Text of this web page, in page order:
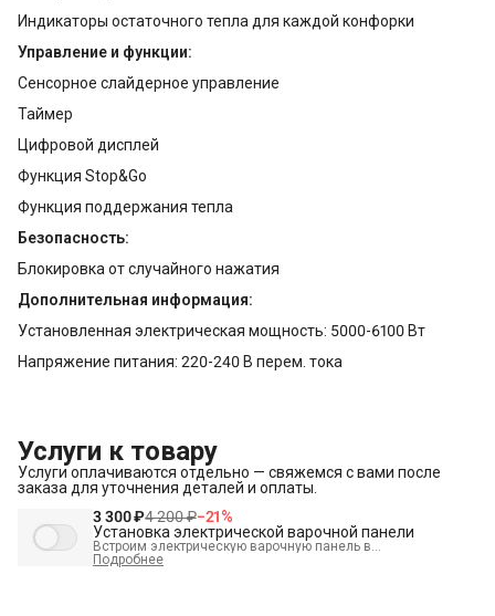
Индикаторы остаточного тепла для каждой конфорки
Управление и функции:
Сенсорное слайдерное управление
Таймер
Цифровой дисплей
Функция Stop&Go
Функция поддержания тепла
Безопасность:
Блокировка от случайного нажатия
Дополнительная информация:
Установленная электрическая мощность: 5000-6100 Вт
Напряжение питания: 220-240 В перем. тока
Услуги к товару
Услуги оплачиваются отдельно — свяжемся с вами после
заказа для уточнения деталей и оплаты.
3 300 ₽4 200 ₽−21%
Установка электрической варочной панели
Встроим электрическую варочную панель в
подготовленное место и подключим к электрике.
В стоимость входит:
Подробнее